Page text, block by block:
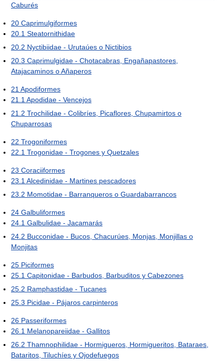
Caburés
20 Caprimulgiformes
20.1 Steatornithidae
20.2 Nyctibiidae - Urutaúes o Nictibios
20.3 Caprimulgidae - Chotacabras, Engañapastores,
Atajacaminos o Añaperos
21 Apodiformes
21.1 Apodidae - Vencejos
21.2 Trochilidae - Colibríes, Picaflores, Chupamirtos o
Chuparrosas
22 Trogoniformes
22.1 Trogonidae - Trogones y Quetzales
23 Coraciiformes
23.1 Alcedinidae - Martines pescadores
23.2 Momotidae - Barranqueros o Guardabarrancos
24 Galbuliformes
24.1 Galbulidae - Jacamarás
24.2 Bucconidae - Bucos, Chacurúes, Monjas, Monjillas o
Monjitas
25 Piciformes
25.1 Capitonidae - Barbudos, Barbuditos y Cabezones
25.2 Ramphastidae - Tucanes
25.3 Picidae - Pájaros carpinteros
26 Passeriformes
26.1 Melanopareiidae - Gallitos
26.2 Thamnophilidae - Hormigueros, Hormigueritos, Bataraes,
Bataritos, Tiluchíes y Ojodefuegos